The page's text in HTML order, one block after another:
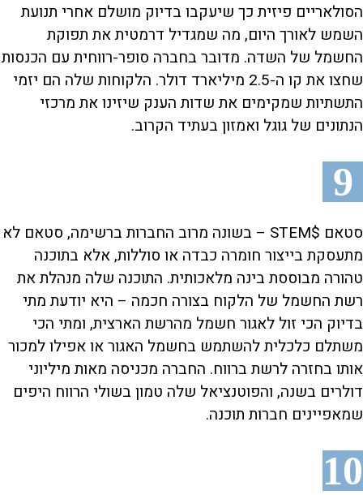
הסולאריים פיזית כך שיעקבו בדיוק מושלם אחרי תנועת
השמש לאורך היום, מה שמגדיל דרמטית את תפוקת
החשמל של השדה. מדובר בחברה סופר-רווחית עם הכנסות
שחצו את קו ה-2.5 מיליארד דולר. הלקוחות שלה הם יזמי
התשתיות שמקימים את שדות הענק שיזינו את מרכזי
הנתונים של גוגל ואמזון בעתיד הקרוב.
9
סטאם $STEM – בשונה מרוב החברות ברשימה, סטאם לא
מתעסקת בייצור חומרה כבדה או סוללות, אלא בתוכנה
טהורה מבוססת בינה מלאכותית. התוכנה שלה מנהלת את
רשת החשמל של הלקוח בצורה חכמה – היא יודעת מתי
בדיוק הכי זול לאגור חשמל מהרשת הארצית, ומתי הכי
משתלם כלכלית להשתמש בחשמל האגור או אפילו למכור
אותו בחזרה לרשת ברווח. החברה מכניסה מאות מיליוני
דולרים בשנה, והפוטנציאל שלה טמון בשולי הרווח היפים
שמאפיינים חברות תוכנה.
10